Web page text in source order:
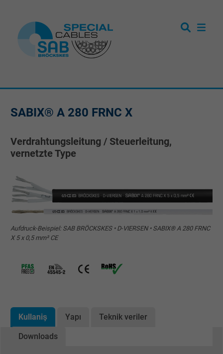
SABIX® A 280 FRNC X
Verdrahtungsleitung / Steuerleitung,
vernetzte Type
Aufdruck-Beispiel: SAB BRÖCKSKES • D-VIERSEN • SABIX® A 280 FRNC
X 5 x 0,5 mm² CE
Kullaniş Yapı Teknik veriler
Downloads